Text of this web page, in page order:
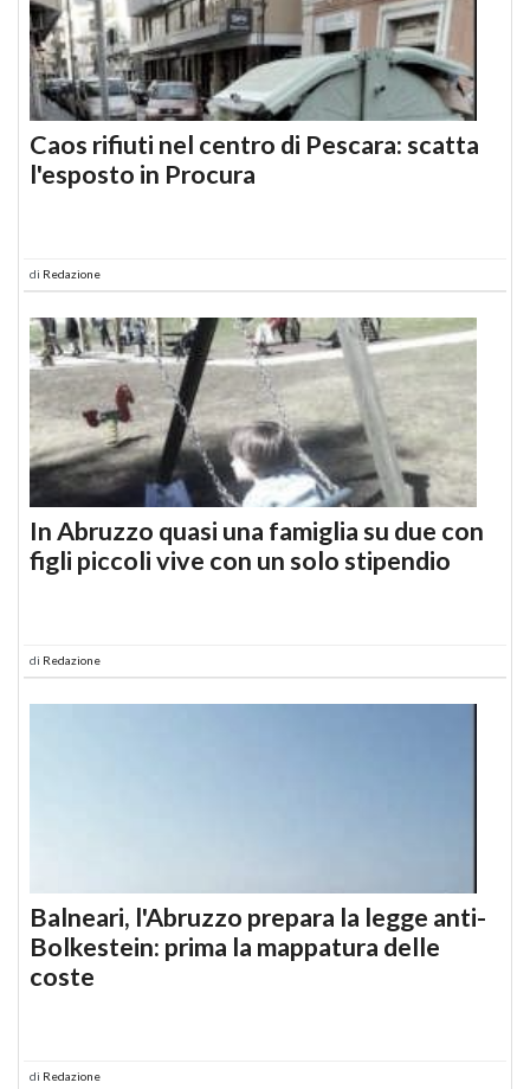
Caos rifiuti nel centro di Pescara: scatta
l'esposto in Procura
di Redazione
In Abruzzo quasi una famiglia su due con
figli piccoli vive con un solo stipendio
di Redazione
Balneari, l'Abruzzo prepara la legge anti-
Bolkestein: prima la mappatura delle
coste
di Redazione